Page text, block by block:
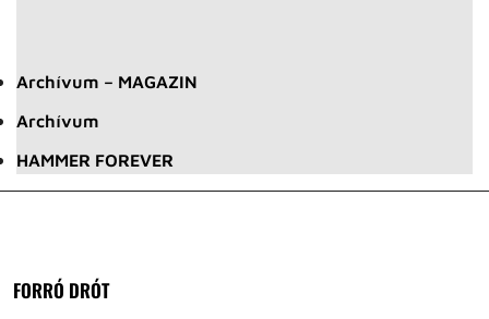
Archívum – MAGAZIN
Archívum
HAMMER FOREVER
FORRÓ DRÓT